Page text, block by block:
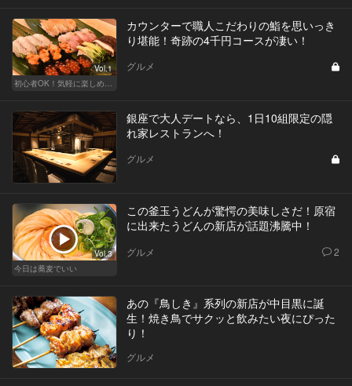
Vol.1
初心者OK！気軽に楽しめる鮨の人気店
カウンターで職人こだわりの鮨を思いっき
り堪能！奇跡の4千円コースが凄い！
グルメ
銀座で大人デートなら、1日10組限定の隠
れ家レストランへ！
グルメ
Vol.3
今日は蕎麦でいい
この釜玉うどんが驚愕の美味しさだ！原宿
に出来たうどんの新店が話題沸騰中！
グルメ 2
あの『鳥しき』系列の新店が中目黒に誕
生！焼き鳥でサクッと飲みたい夜にぴった
り！
グルメ